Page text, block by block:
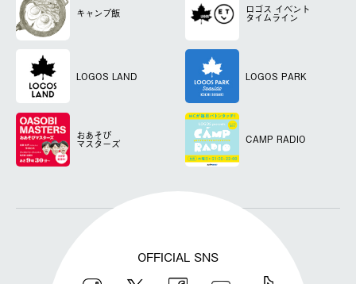
キャンプ飯 ロゴス イベント
タイムライン
LOGOS LAND LOGOS PARK
おあそび
マスターズ CAMP RADIO
OFFICIAL SNS